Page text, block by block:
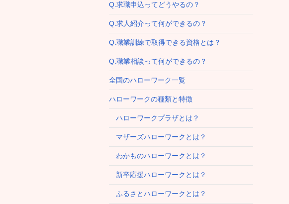
Q.求職申込ってどうやるの？
Q.求人紹介って何ができるの？
Q.職業訓練で取得できる資格とは？
Q.職業相談って何ができるの？
全国のハローワーク一覧
ハローワークの種類と特徴
ハローワークプラザとは？
マザーズハローワークとは？
わかものハローワークとは？
新卒応援ハローワークとは？
ふるさとハローワークとは？